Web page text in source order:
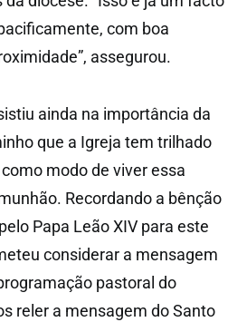
com boa
assegurou.
ainda na importância da
que a Igreja tem trilhado
modo de viver essa
Recordando a bênção
Papa Leão XIV para este
considerar a mensagem
pastoral do
reler a mensagem do Santo